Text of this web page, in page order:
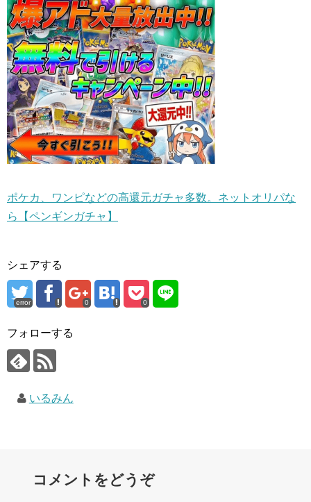
ポケカ、ワンピなどの高還元ガチャ多数。ネットオリパな
ら【ペンギンガチャ】
シェアする
error 0 0
フォローする
いるみん
コメントをどうぞ